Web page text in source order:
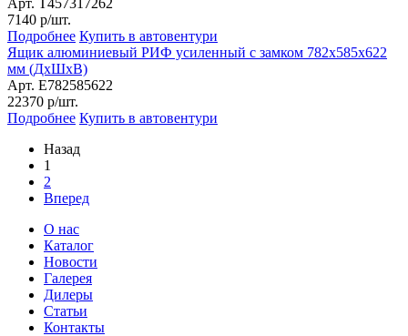
7140 р/шт.
Подробнее Купить в автовентури
Ящик алюминиевый РИФ усиленный с замком 782х585х622
мм (ДхШхВ)
Арт. E782585622
22370 р/шт.
Подробнее Купить в автовентури
Назад
1
2
Вперед
О нас
Каталог
Новости
Галерея
Дилеры
Статьи
Контакты